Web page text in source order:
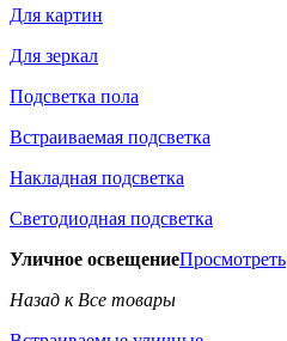
Для картин
Для зеркал
Подсветка пола
Встраиваемая подсветка
Накладная подсветка
Светодиодная подсветка
Уличное освещениеПросмотреть
Назад к Все товары